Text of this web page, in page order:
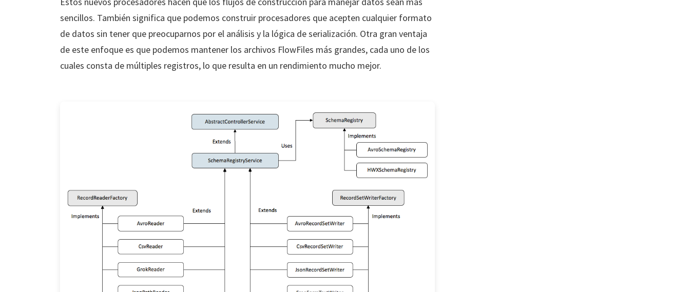
sencillos. También significa que podemos construir procesadores que acepten cualquier formato
de datos sin tener que preocuparnos por el análisis y la lógica de serialización. Otra gran ventaja
de este enfoque es que podemos mantener los archivos FlowFiles más grandes, cada uno de los
cuales consta de múltiples registros, lo que resulta en un rendimiento mucho mejor.